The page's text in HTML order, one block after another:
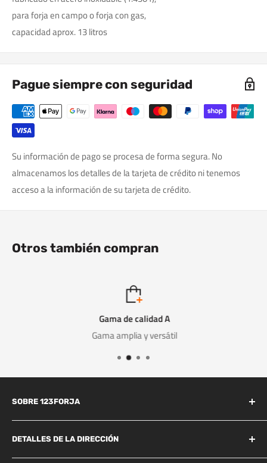
para forja en campo o forja con gas,
capacidad aprox. 13 litros
Pague siempre con seguridad
Su información de pago se procesa de forma segura. No
almacenamos los detalles de la tarjeta de crédito ni tenemos
acceso a la información de su tarjeta de crédito.
Otros también compran
Gama de calidad A
Gama amplia y versátil
SOBRE 123FORJA
123forja tiene años de experiencia en el campo de la forja y la
fundición.
DETALLES DE LA DIRECCIÓN